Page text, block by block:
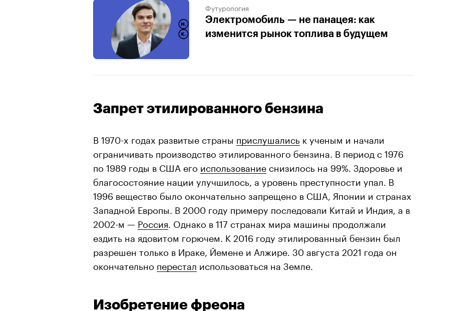
Футурология
Электромобиль — не панацея: как
изменится рынок топлива в будущем
Запрет этилированного бензина
В 1970-х годах развитые страны прислушались к ученым и начали
ограничивать производство этилированного бензина. В период с 1976
по 1989 годы в США его использование снизилось на 99%. Здоровье и
благосостояние нации улучшилось, а уровень преступности упал. В
1996 вещество было окончательно запрещено в США, Японии и странах
Западной Европы. В 2000 году примеру последовали Китай и Индия, а в
2002-м — Россия . Однако в 117 странах мира машины продолжали
ездить на ядовитом горючем. К 2016 году этилированный бензин был
разрешен только в Ираке, Йемене и Алжире. 30 августа 2021 года он
окончательно перестал использоваться на Земле.
Изобретение фреона